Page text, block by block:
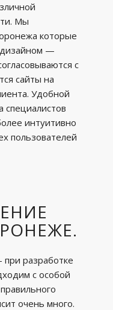
Мы
которые
—
с
сайты на
Удобной
интуитивно
пользователей
разработке
с особой
очень много.